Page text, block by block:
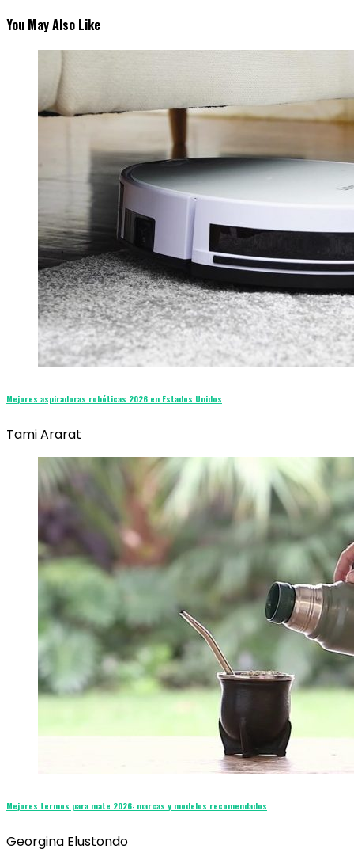
You May Also Like
Mejores aspiradoras robóticas 2026 en Estados Unidos
Tami Ararat
Mejores termos para mate 2026: marcas y modelos recomendados
Georgina Elustondo